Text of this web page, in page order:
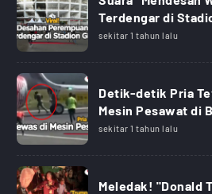
Terdengar di
sekitar 1 tahun lalu
Detik-detik Pria
Mesin Pesawat di
sekitar 1 tahun lalu
Meledak! "Donald